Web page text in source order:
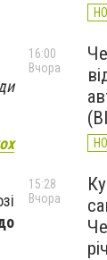
16:00
Вчора
15:28
Вчора